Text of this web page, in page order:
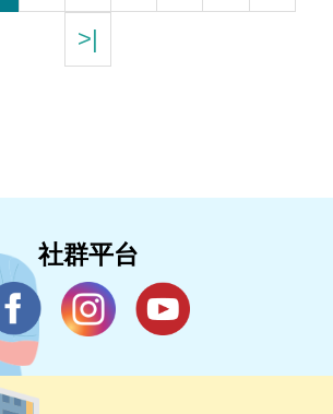
>|
社群平台